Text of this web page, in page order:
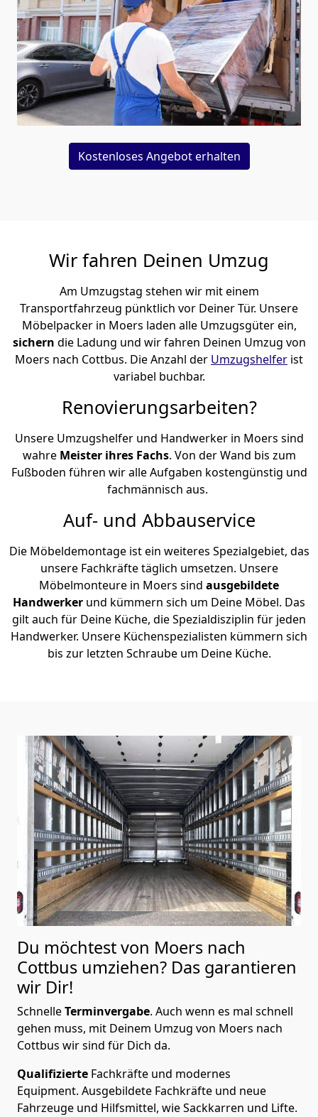
Kostenloses Angebot erhalten
Wir fahren Deinen Umzug
Am Umzugstag stehen wir mit einem
Transportfahrzeug pünktlich vor Deiner Tür. Unsere
Möbelpacker in Moers laden alle Umzugsgüter ein,
sichern die Ladung und wir fahren Deinen Umzug von
Moers nach Cottbus. Die Anzahl der Umzugshelfer ist
variabel buchbar.
Renovierungsarbeiten?
Unsere Umzugshelfer und Handwerker in Moers sind
wahre Meister ihres Fachs. Von der Wand bis zum
Fußboden führen wir alle Aufgaben kostengünstig und
fachmännisch aus.
Auf- und Abbauservice
Die Möbeldemontage ist ein weiteres Spezialgebiet, das
unsere Fachkräfte täglich umsetzen. Unsere
Möbelmonteure in Moers sind ausgebildete
Handwerker und kümmern sich um Deine Möbel. Das
gilt auch für Deine Küche, die Spezialdisziplin für jeden
Handwerker. Unsere Küchenspezialisten kümmern sich
bis zur letzten Schraube um Deine Küche.
Du möchtest von Moers nach
Cottbus umziehen? Das garantieren
wir Dir!
SchnelleTerminvergabe. Auch wenn es mal schnell
gehen muss, mit Deinem Umzug von Moers nach
Cottbus wir sind für Dich da.
Qualifizierte Fachkräfte und modernes
Equipment. Ausgebildete Fachkräfte und neue
Fahrzeuge und Hilfsmittel, wie Sackkarren und Lifte.